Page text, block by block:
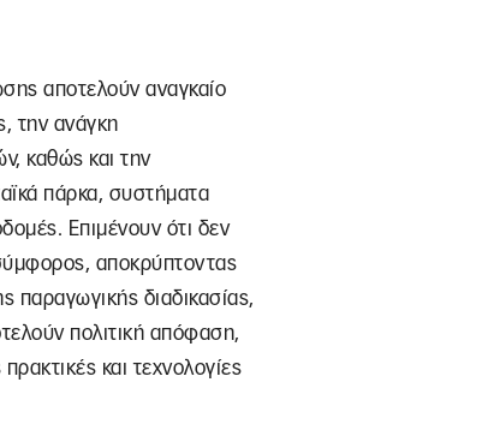
αποτελούν αναγκαίο
την ανάγκη
καθώς και την
πάρκα, συστήματα
Επιμένουν ότι δεν
αποκρύπτοντας
παραγωγικής διαδικασίας,
πολιτική απόφαση,
και τεχνολογίες